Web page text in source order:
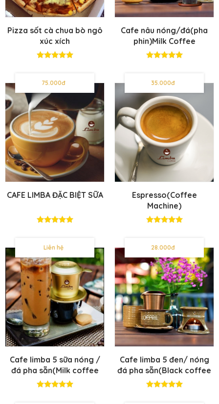
Pizza sốt cà chua bò ngô
xúc xích
Cafe nâu nóng/đá(pha
phin)Milk Coffee
hot/iced)
75.000đ
CAFE LIMBA ĐẶC BIỆT SỮA
35.000đ
Espresso(Coffee
Machine)
Liên hệ
Cafe limba 5 sữa nóng /
đá pha sẵn(Milk coffee
hot/iced)
28.000đ
Cafe limba 5 đen/ nóng
đá pha sẵn(Black coffee
hot/iced)